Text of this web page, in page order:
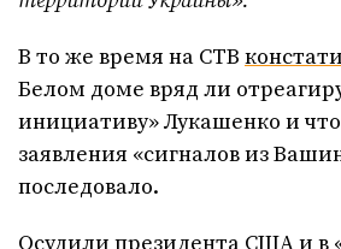
В то же время на СТВ
Белом доме вряд ли
инициативу» Лукашенко и что
заявления «сигналов из
последовало.
Осудили президента США и в